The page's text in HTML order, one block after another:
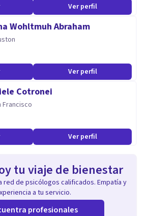
Ver perfil
Wohltmuh Abraham
Ver perfil
Cotronei
Francisco
Ver perfil
tu viaje de bienestar
red de psicólogos calificados. Empatía y
a tu servicio.
profesionales